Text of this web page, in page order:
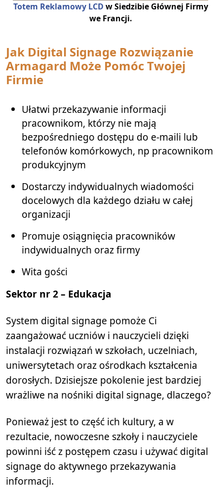
Totem Reklamowy LCD w Siedzibie Głównej Firmy
we Francji.
Jak Digital Signage Rozwiązanie
Armagard Może Pomóc Twojej
Firmie
Ułatwi przekazywanie informacji
pracownikom, którzy nie mają
bezpośredniego dostępu do e-maili lub
telefonów komórkowych, np pracownikom
produkcyjnym
Dostarczy indywidualnych wiadomości
docelowych dla każdego działu w całej
organizacji
Promuje osiągnięcia pracowników
indywidualnych oraz firmy
Wita gości
Sektor nr 2 – Edukacja
System digital signage pomoże Ci
zaangażować uczniów i nauczycieli dzięki
instalacji rozwiązań w szkołach, uczelniach,
uniwersytetach oraz ośrodkach kształcenia
dorosłych. Dzisiejsze pokolenie jest bardziej
wrażliwe na nośniki digital signage, dlaczego?
Ponieważ jest to część ich kultury, a w
rezultacie, nowoczesne szkoły i nauczyciele
powinni iść z postępem czasu i używać digital
signage do aktywnego przekazywania
informacji.